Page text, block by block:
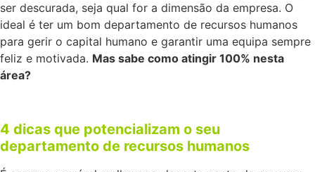
ser descurada, seja qual for a dimensão da empresa. O
ideal é ter um bom departamento de recursos humanos
para gerir o capital humano e garantir uma equipa sempre
feliz e motivada. Mas sabe como atingir 100% nesta
área?
4 dicas que potencializam o seu
departamento de recursos humanos